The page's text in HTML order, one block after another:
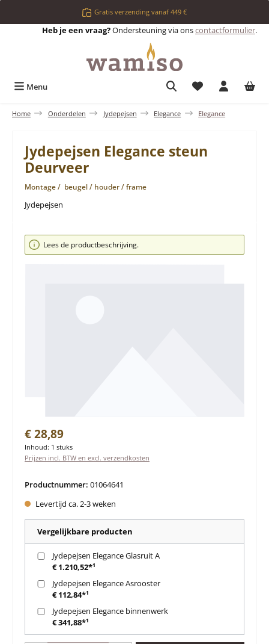
Ga naar de hoofdinhoudGratis verzending vanaf 449 €
Heb je een vraag?Ondersteuning via onscontactformulier.
Menu Je hebt 0 items
Home Onderdelen Jydepejsen Elegance Elegance
Jydepejsen Elegance steun
Deurveer
Montage / beugel / houder / frame
Jydepejsen
Afbeeldingengalerij overslaan
Lees de productbeschrijving.
Normale prijs:
€ 28,89
Inhoud: 1 stuks
Prijzen incl. BTW en excl. verzendkosten
Productnummer: 01064641
Levertijd ca. 2-3 weken
Vergelijkbare producten
Jydepejsen Elegance Glasruit A
€ 1.210,52*¹
Jydepejsen Elegance Asrooster
€ 112,84*¹
Jydepejsen Elegance binnenwerk
€ 341,88*¹